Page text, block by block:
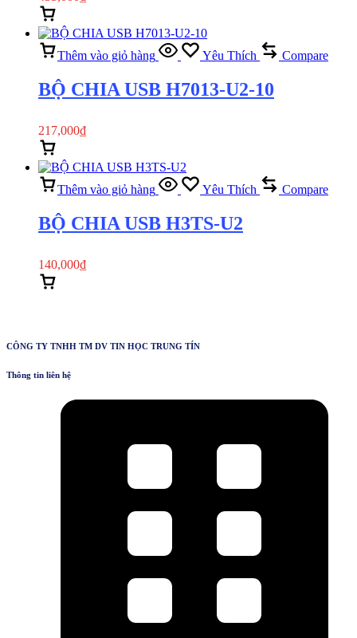
Thêm vào giỏ hàng Yêu Thích Compare
BỘ CHIA USB H7013-U2-10
217,000₫
Thêm vào giỏ hàng Yêu Thích Compare
BỘ CHIA USB H3TS-U2
140,000₫
CÔNG TY TNHH TM DV TIN HỌC TRUNG TÍN
Thông tin liên hệ